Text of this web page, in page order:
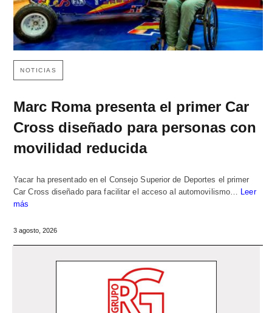
NOTICIAS
Marc Roma presenta el primer Car
Cross diseñado para personas con
movilidad reducida
Yacar ha presentado en el Consejo Superior de Deportes el primer
Car Cross diseñado para facilitar el acceso al automovilismo… Leer
más
3 agosto, 2026